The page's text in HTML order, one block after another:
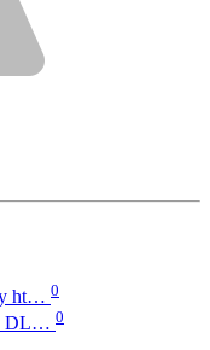
у ht… 0
DL… 0